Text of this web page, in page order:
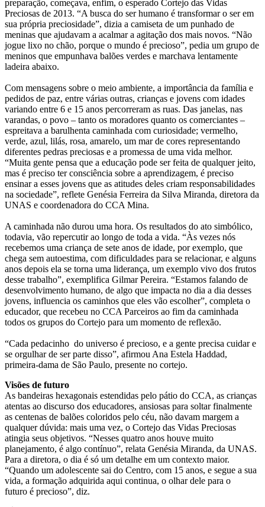
preparação, começava, enfim, o esperado Cortejo das Vidas
Preciosas de 2013. “A busca do ser humano é transformar o ser em
sua própria preciosidade”, dizia a camiseta de um punhado de
meninas que ajudavam a acalmar a agitação dos mais novos. “Não
jogue lixo no chão, porque o mundo é precioso”, pedia um grupo de
meninos que empunhava balões verdes e marchava lentamente
ladeira abaixo.
Com mensagens sobre o meio ambiente, a importância da família e
pedidos de paz, entre várias outras, crianças e jovens com idades
variando entre 6 e 15 anos percorreram as ruas. Das janelas, nas
varandas, o povo – tanto os moradores quanto os comerciantes –
espreitava a barulhenta caminhada com curiosidade; vermelho,
verde, azul, lilás, rosa, amarelo, um mar de cores representando
diferentes pedras preciosas e a promessa de uma vida melhor.
“Muita gente pensa que a educação pode ser feita de qualquer jeito,
mas é preciso ter consciência sobre a aprendizagem, é preciso
ensinar a esses jovens que as atitudes deles criam responsabilidades
na sociedade”, reflete Genésia Ferreira da Silva Miranda, diretora da
UNAS e coordenadora do CCA Mina.
A caminhada não durou uma hora. Os resultados do ato simbólico,
todavia, vão repercutir ao longo de toda a vida. “Às vezes nós
recebemos uma criança de sete anos de idade, por exemplo, que
chega sem autoestima, com dificuldades para se relacionar, e alguns
anos depois ela se torna uma liderança, um exemplo vivo dos frutos
desse trabalho”, exemplifica Gilmar Pereira. “Estamos falando de
desenvolvimento humano, de algo que impacta no dia a dia desses
jovens, influencia os caminhos que eles vão escolher”, completa o
educador, que recebeu no CCA Parceiros ao fim da caminhada
todos os grupos do Cortejo para um momento de reflexão.
“Cada pedacinho do universo é precioso, e a gente precisa cuidar e
se orgulhar de ser parte disso”, afirmou Ana Estela Haddad,
primeira-dama de São Paulo, presente no cortejo.
Visões de futuro
As bandeiras hexagonais estendidas pelo pátio do CCA, as crianças
atentas ao discurso dos educadores, ansiosas para soltar finalmente
as centenas de balões coloridos pelo céu, não davam margem a
qualquer dúvida: mais uma vez, o Cortejo das Vidas Preciosas
atingia seus objetivos. “Nesses quatro anos houve muito
planejamento, é algo contínuo”, relata Genésia Miranda, da UNAS.
Para a diretora, o dia é só um detalhe em um contexto maior.
“Quando um adolescente sai do Centro, com 15 anos, e segue a sua
vida, a formação adquirida aqui continua, o olhar dele para o
futuro é precioso”, diz.